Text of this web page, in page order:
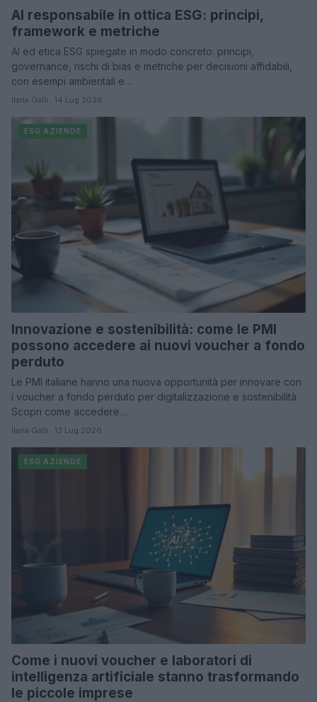
AI responsabile in ottica ESG: principi,
framework e metriche
AI ed etica ESG spiegate in modo concreto: principi,
governance, rischi di bias e metriche per decisioni affidabili,
con esempi ambientali e…
Ilaria Galli · 14 Lug 2026
ESG AZIENDE
Innovazione e sostenibilità: come le PMI
possono accedere ai nuovi voucher a fondo
perduto
Le PMI italiane hanno una nuova opportunità per innovare con
i voucher a fondo perduto per digitalizzazione e sostenibilità.
Scopri come accedere…
Ilaria Galli · 13 Lug 2026
ESG AZIENDE
Come i nuovi voucher e laboratori di
intelligenza artificiale stanno trasformando
le piccole imprese